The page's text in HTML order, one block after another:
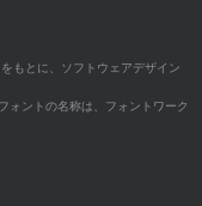
もとに、ソフトウェアデザイン
ォントの名称は、フォントワーク